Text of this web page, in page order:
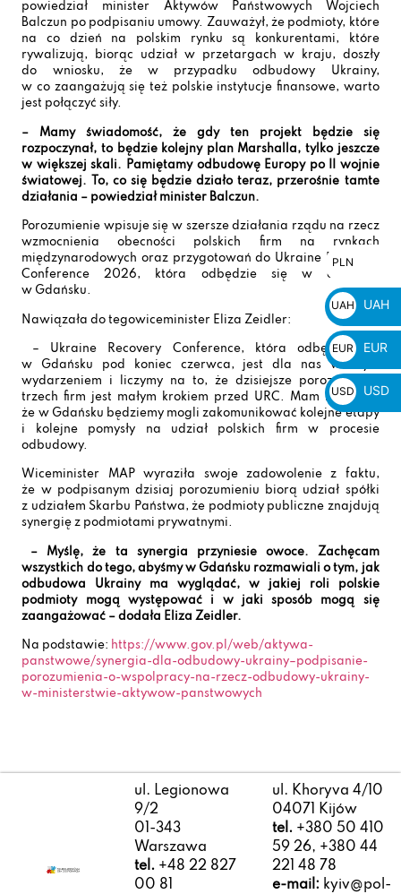
powiedział minister Aktywów Państwowych Wojciech
Balczun po podpisaniu umowy. Zauważył, że podmioty, które
na co dzień na polskim rynku są konkurentami, które
rywalizują, biorąc udział w przetargach w kraju, doszły
do wniosku, że w przypadku odbudowy Ukrainy,
w co zaangażują się też polskie instytucje finansowe, warto
jest połączyć siły.
– Mamy świadomość, że gdy ten projekt będzie się
rozpoczynał, to będzie kolejny plan Marshalla, tylko jeszcze
w większej skali. Pamiętamy odbudowę Europy po II wojnie
światowej. To, co się będzie działo teraz, przerośnie tamte
działania – powiedział minister Balczun.
Porozumienie wpisuje się w szersze działania rządu na rzecz
wzmocnienia obecności polskich firm na rynkach
międzynarodowych oraz przygotowań do Ukraine Recovery
Conference 2026, która odbędzie się w czerwcu,
w Gdańsku.
Nawiązała do tegowiceminister Eliza Zeidler:
– Ukraine Recovery Conference, która odbędzie się
w Gdańsku pod koniec czerwca, jest dla nas ważnym
wydarzeniem i liczymy na to, że dzisiejsze porozumienie
trzech firm jest małym krokiem przed URC. Mam nadzieję,
że w Gdańsku będziemy mogli zakomunikować kolejne etapy
i kolejne pomysły na udział polskich firm w procesie
odbudowy.
Wiceminister MAP wyraziła swoje zadowolenie z faktu,
że w podpisanym dzisiaj porozumieniu biorą udział spółki
z udziałem Skarbu Państwa, że podmioty publiczne znajdują
synergię z podmiotami prywatnymi.
– Myślę, że ta synergia przyniesie owoce. Zachęcam
wszystkich do tego, abyśmy w Gdańsku rozmawiali o tym, jak
odbudowa Ukrainy ma wyglądać, w jakiej roli polskie
podmioty mogą występować i w jaki sposób mogą się
zaangażować – dodała Eliza Zeidler.
Na podstawie: https://www.gov.pl/web/aktywa-
panstwowe/synergia-dla-odbudowy-ukrainy–podpisanie-
porozumienia-o-wspolpracy-na-rzecz-odbudowy-ukrainy-
w-ministerstwie-aktywow-panstwowych
ul. Legionowa
9/2
01-343
Warszawa
tel. +48 22 827
00 81
ul. Khoryva 4/10
04071 Kijów
tel. +380 50 410
59 26, +380 44
221 48 78
e-mail: kyiv@pol-
PLN
zł
UAH
₴
UAH
EUR
€
EUR
USD
$
USD